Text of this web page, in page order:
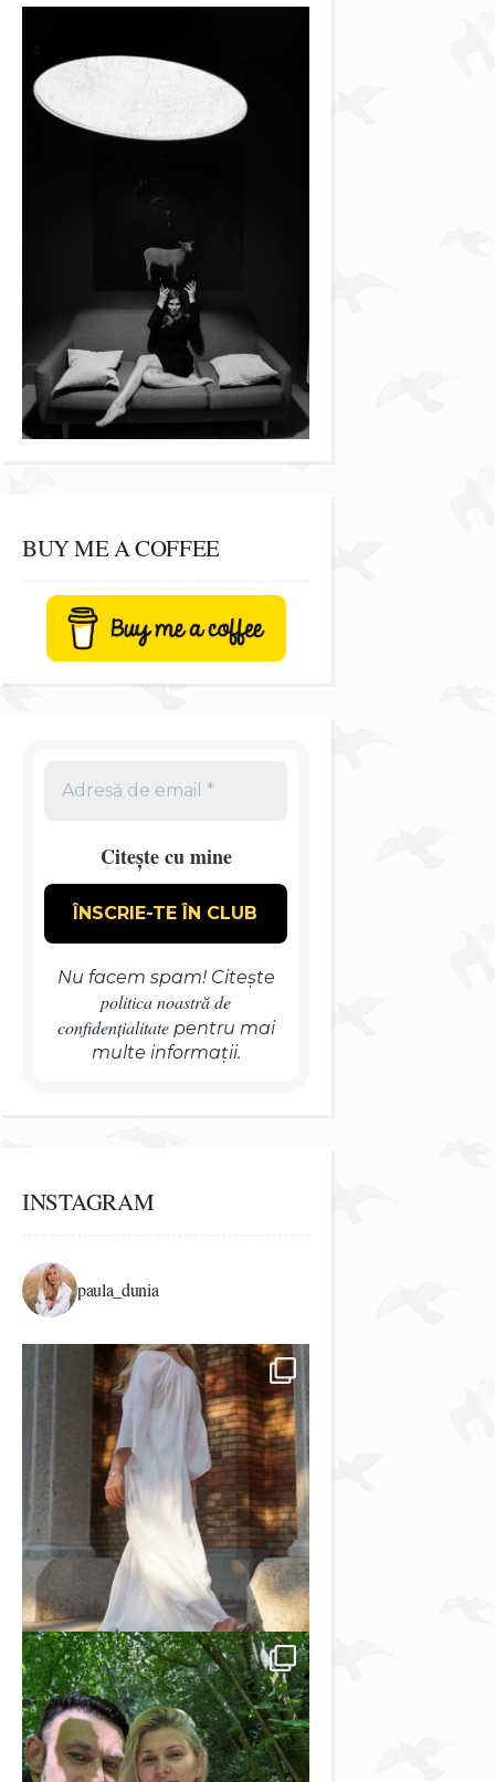
BUY ME A COFFEE
Citește cu mine
Nu facem spam! Citește
politica noastră de
confidențialitatepentru mai
multe informații.
INSTAGRAM
paula_dunia